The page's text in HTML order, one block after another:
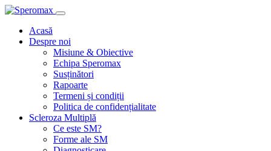
Acasă
Despre noi
Misiune & Obiective
Echipa Speromax
Susținători
Rapoarte
Termeni și condiții
Politica de confidențialitate
Scleroza Multiplă
Ce este SM?
Forme ale SM